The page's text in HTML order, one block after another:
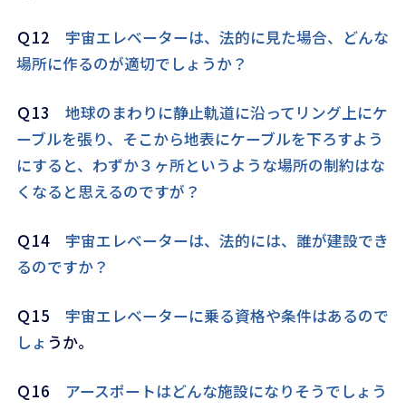
Ｑ12 宇宙エレベーターは、法的に見た場合、どんな
場所に作るのが適切でしょうか？
Ｑ13 地球のまわりに静止軌道に沿ってリング上にケ
ーブルを張り、そこから地表にケーブルを下ろすよう
にすると、わずか３ヶ所というような場所の制約はな
くなると思えるのですが？
Ｑ14 宇宙エレベーターは、法的には、誰が建設でき
るのですか？
Ｑ15 宇宙エレベーターに乗る資格や条件はあるので
しょ うか。
Ｑ16 アースポートはどんな施設になりそうでしょう